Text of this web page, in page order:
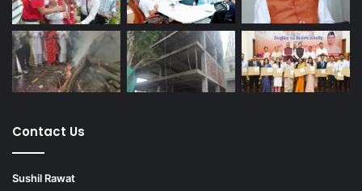
Contact Us
Sushil Rawat